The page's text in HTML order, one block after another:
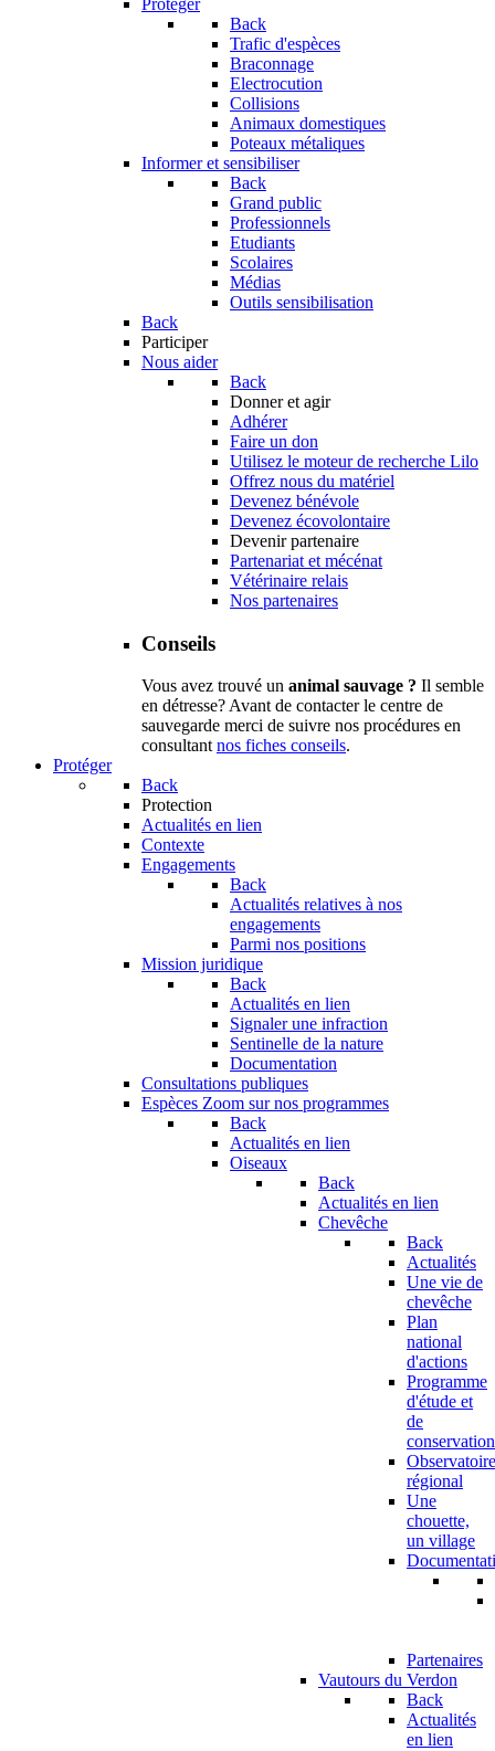
Protéger
Back
Trafic d'espèces
Braconnage
Electrocution
Collisions
Animaux domestiques
Poteaux métaliques
Informer et sensibiliser
Back
Grand public
Professionnels
Etudiants
Scolaires
Médias
Outils sensibilisation
Back
Participer
Nous aider
Back
Donner et agir
Adhérer
Faire un don
Utilisez le moteur de recherche Lilo
Offrez nous du matériel
Devenez bénévole
Devenez écovolontaire
Devenir partenaire
Partenariat et mécénat
Vétérinaire relais
Nos partenaires
Conseils
Vous avez trouvé un animal sauvage ? Il semble
en détresse? Avant de contacter le centre de
sauvegarde merci de suivre nos procédures en
consultantnos fiches conseils.
Protéger
Back
Protection
Actualités en lien
Contexte
Engagements
Back
Actualités relatives à nos
engagements
Parmi nos positions
Mission juridique
Back
Actualités en lien
Signaler une infraction
Sentinelle de la nature
Documentation
Consultations publiques
Espèces Zoom sur nos programmes
Back
Actualités en lien
Oiseaux
Back
Actualités en lien
Chevêche
Back
Actualités
Une vie de
chevêche
Plan
national
d'actions
Programme
d'étude et
de
conservation
Observatoire
régional
Une
chouette,
un village
Partenaires
Vautours du Verdon
Back
Actualités
en lien